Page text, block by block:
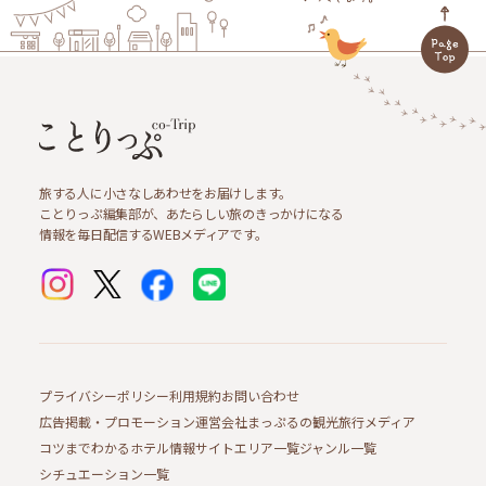
旅する人に小さなしあわせをお届けします。
ことりっぷ編集部が、あたらしい旅のきっかけになる
情報を毎日配信するWEBメディアです。
プライバシーポリシー利用規約お問い合わせ
広告掲載・プロモーション運営会社まっぷるの観光旅行メディア
コツまでわかるホテル情報サイトエリア一覧ジャンル一覧
シチュエーション一覧